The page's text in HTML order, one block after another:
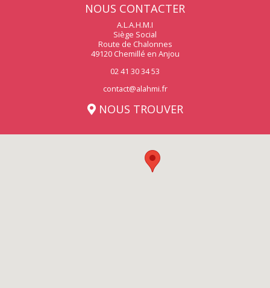
NOUS CONTACTER
A.L.A.H.M.I
Siège Social
Route de Chalonnes
49120 Chemillé en Anjou
02 41 30 34 53
contact@alahmi.fr
NOUS TROUVER